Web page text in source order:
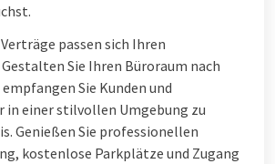
passen sich Ihren
Sie Ihren Büroraum nach
Sie Kunden und
in einer stilvollen Umgebung zu
Genießen Sie professionellen
kostenlose Parkplätze und Zugang